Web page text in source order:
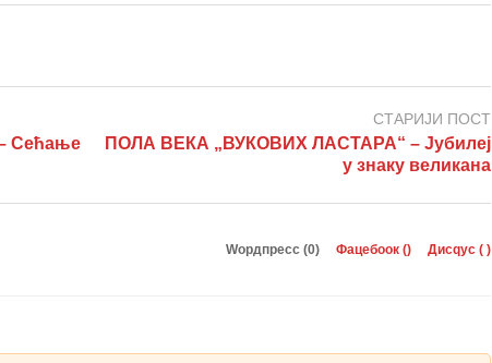
Сећање
СТАРИЈИ ПОСТ
ПОЛА ВЕКА „ВУКОВИХ ЛАСТАРА“ – Јубилеј
у знаку великана
Wордпресс (0) Фацебоок () Дисqус ( )